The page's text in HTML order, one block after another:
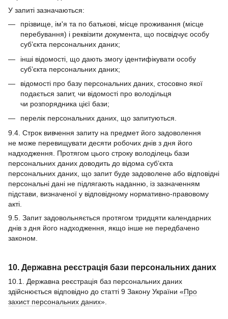
У запиті зазначаються:
прізвище, ім'я та по батькові, місце проживання (місце
перебування) і реквізити документа, що посвідчує особу
суб’єкта персональних даних;
інші відомості, що дають змогу ідентифікувати особу
суб’єкта персональних даних;
відомості про базу персональних даних, стосовно якої
подається запит, чи відомості про володільця
чи розпорядника цієї бази;
перелік персональних даних, що запитуються.
9.4. Строк вивчення запиту на предмет його задоволення
не може перевищувати десяти робочих днів з дня його
надходження. Протягом цього строку володілець бази
персональних даних доводить до відома суб’єкта
персональних даних, що запит буде задоволене або відповідні
персональні дані не підлягають наданню, із зазначенням
підстави, визначеної у відповідному нормативно-правовому
акті.
9.5. Запит задовольняється протягом тридцяти календарних
днів з дня його надходження, якщо інше не передбачено
законом.
10. Державна реєстрація бази персональних даних
10.1. Державна реєстрація баз персональних даних
здійснюється відповідно до статті 9 Закону України «Про
захист персональних даних».